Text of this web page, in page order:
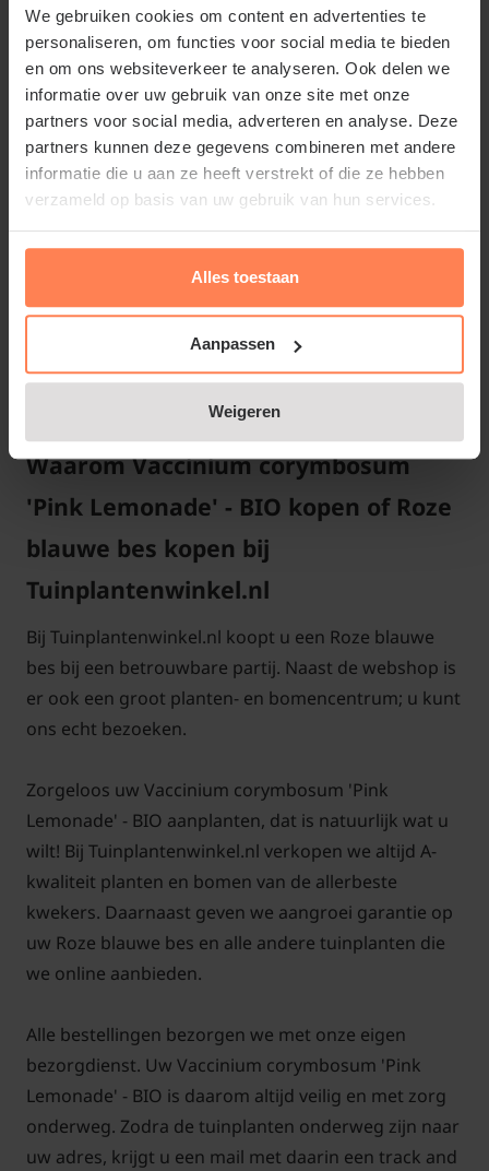
We gebruiken cookies om content en advertenties te
personaliseren, om functies voor social media te bieden
en om ons websiteverkeer te analyseren. Ook delen we
informatie over uw gebruik van onze site met onze
partners voor social media, adverteren en analyse. Deze
partners kunnen deze gegevens combineren met andere
informatie die u aan ze heeft verstrekt of die ze hebben
verzameld op basis van uw gebruik van hun services.
Alles toestaan
Aanpassen
Weigeren
Belangrijke info: Deze plant is biologisch
gekweekt door een, door SKAL gecertificeerde,
kwekerij. Dit houdt in dat de plant niet is
bespoten met insecticiden en dat er geen gebruik
wordt gemaakt van kunstmest. Bij de planten
treft u daarom soms wel eens een beestje (insect)
aan bij levering. Ook kan het blad her en der wat
vlekjes vertonen. Dit is niet erg en hoort bij de
natuur. De plant kan hiertegen en zal gewoon
verder groeien. Wij vragen uw begrip hiervoor.
Standplaats Vaccinium corymbosum
'Pink Lemonade' - BIO
De Roze Blauwe bes staat graag in de zon in een
vochtige, zure bodem met een voorkeur voor zand-
aanplanten flink wat tuinturf rond de tuinplant te
strooien.
Vaccinium corymbosum 'Pink
Lemonade' - BIO snoeien en
onderhouden
Knip in het vroege voorjaar overhangende en
vormverstorende takken van Vaccinium
takken valt de vruchtvorming tegen. Oude takken
kunnen daarom het beste compleet worden
weggesnoeid aan het einde van de winter of direct
na de pluk. Op die manier kan de tuinplant nieuwe,
jonge scheuten maken, die in de opvolgende jaren
Lees meer
Waarom Vaccinium corymbosum
'Pink Lemonade' - BIO kopen of Roze
blauwe bes kopen bij
Tuinplantenwinkel.nl
Bij Tuinplantenwinkel.nl koopt u een Roze blauwe
bes bij een betrouwbare partij. Naast de webshop is
er ook een groot planten- en bomencentrum; u kunt
ons echt bezoeken.
Zorgeloos uw Vaccinium corymbosum 'Pink
Lemonade' - BIO aanplanten, dat is natuurlijk wat u
wilt! Bij Tuinplantenwinkel.nl verkopen we altijd A-
kwaliteit planten en bomen van de allerbeste
kwekers. Daarnaast geven we aangroei garantie op
uw Roze blauwe bes en alle andere tuinplanten die
we online aanbieden.
Alle bestellingen bezorgen we met onze eigen
bezorgdienst. Uw Vaccinium corymbosum 'Pink
Lemonade' - BIO is daarom altijd veilig en met zorg
onderweg. Zodra de tuinplanten onderweg zijn naar
uw adres, krijgt u een mail met daarin een track and